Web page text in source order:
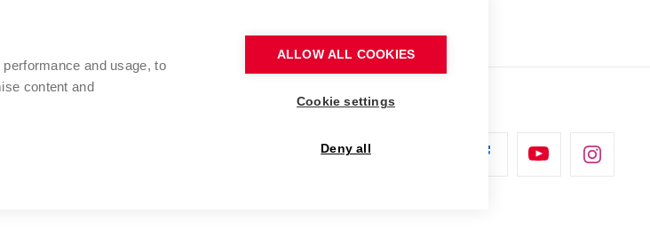
and usage, to
content and
ALLOW ALL COOKIES
Cookie settings
Deny all